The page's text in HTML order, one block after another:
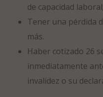
de capacidad laboral;
Tener una pérdida
más.
Haber cotizado 26
inmediatamente
invalidez o su